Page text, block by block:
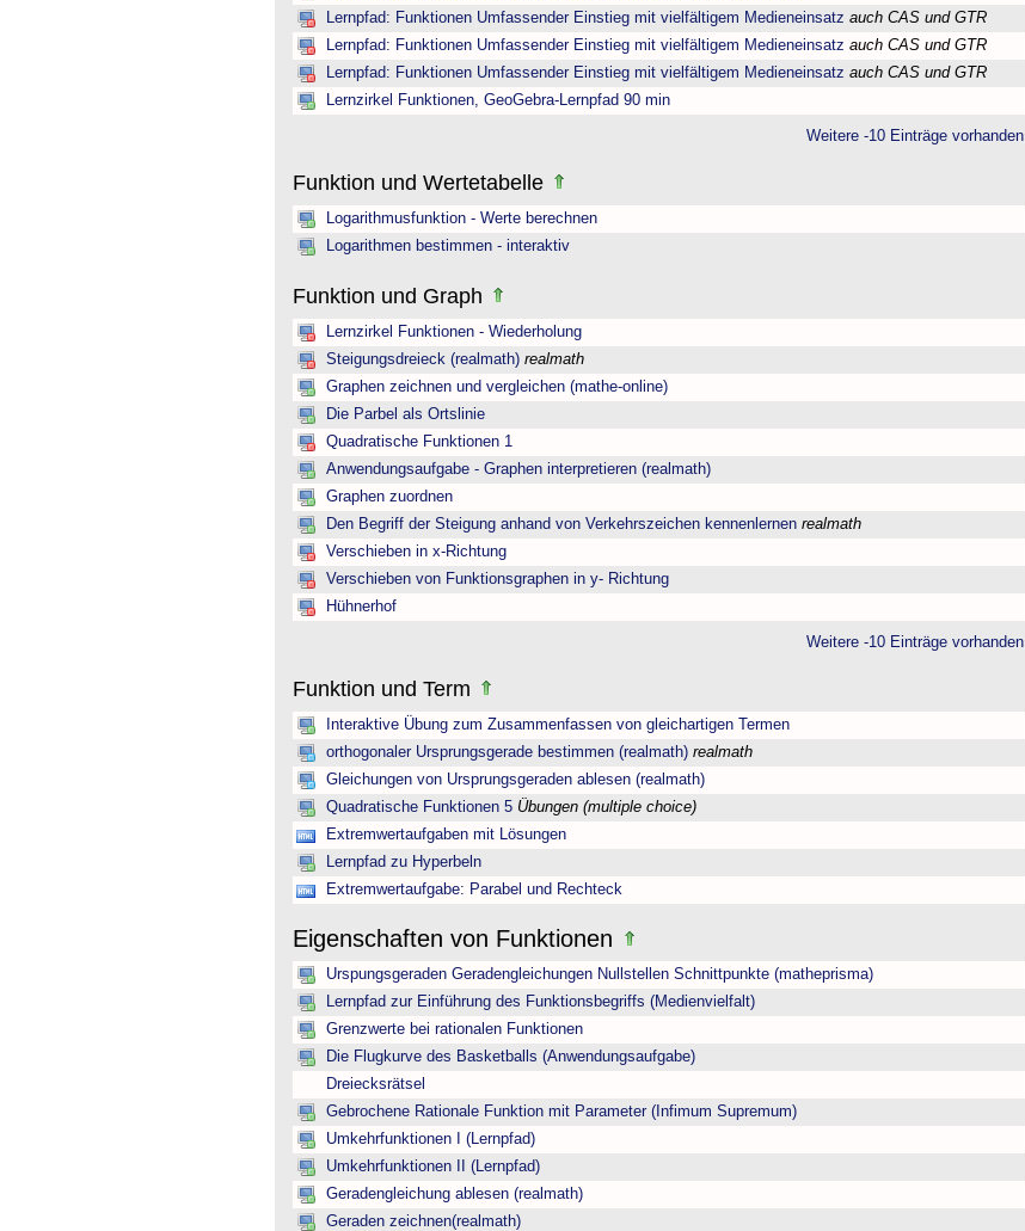
Lernpfad: Funktionen Umfassender Einstieg mit vielfältigem Medieneinsatz auch CAS und GTR
Lernpfad: Funktionen Umfassender Einstieg mit vielfältigem Medieneinsatz auch CAS und GTR
Lernpfad: Funktionen Umfassender Einstieg mit vielfältigem Medieneinsatz auch CAS und GTR
Lernzirkel Funktionen, GeoGebra-Lernpfad 90 min
Weitere -10 Einträge vorhanden
Funktion und Wertetabelle
Logarithmusfunktion - Werte berechnen
Logarithmen bestimmen - interaktiv
Funktion und Graph
Lernzirkel Funktionen - Wiederholung
Steigungsdreieck (realmath) realmath
Graphen zeichnen und vergleichen (mathe-online)
Die Parbel als Ortslinie
Quadratische Funktionen 1
Anwendungsaufgabe - Graphen interpretieren (realmath)
Graphen zuordnen
Den Begriff der Steigung anhand von Verkehrszeichen kennenlernen realmath
Verschieben in x-Richtung
Verschieben von Funktionsgraphen in y- Richtung
Hühnerhof
Weitere -10 Einträge vorhanden
Funktion und Term
Interaktive Übung zum Zusammenfassen von gleichartigen Termen
orthogonaler Ursprungsgerade bestimmen (realmath) realmath
Gleichungen von Ursprungsgeraden ablesen (realmath)
Quadratische Funktionen 5 Übungen (multiple choice)
Extremwertaufgaben mit Lösungen
Lernpfad zu Hyperbeln
Extremwertaufgabe: Parabel und Rechteck
Eigenschaften von Funktionen
Urspungsgeraden Geradengleichungen Nullstellen Schnittpunkte (matheprisma)
Lernpfad zur Einführung des Funktionsbegriffs (Medienvielfalt)
Grenzwerte bei rationalen Funktionen
Die Flugkurve des Basketballs (Anwendungsaufgabe)
Dreiecksrätsel
Gebrochene Rationale Funktion mit Parameter (Infimum Supremum)
Umkehrfunktionen I (Lernpfad)
Umkehrfunktionen II (Lernpfad)
Geradengleichung ablesen (realmath)
Geraden zeichnen(realmath)